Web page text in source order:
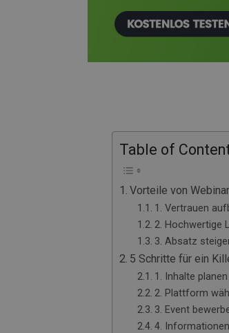
Table of
Vorteile von
1. Vertrauen
2. Hochwertige
3. Absatz
5 Schritte für ein
1. Inhalte planen
2. Plattform
3. Event
4.